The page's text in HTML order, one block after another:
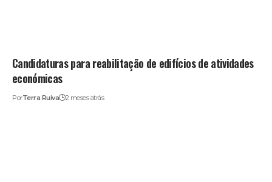
Candidaturas para reabilitação de edifícios de atividades
económicas
PorTerra Ruiva 2 meses atrás